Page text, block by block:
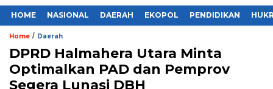
HOME NASIONAL DAERAH EKOPOL PENDIDIKAN
Home / Daerah
DPRD Halmahera Utara Minta
Optimalkan PAD dan Pemprov
Segera Lunasi DBH